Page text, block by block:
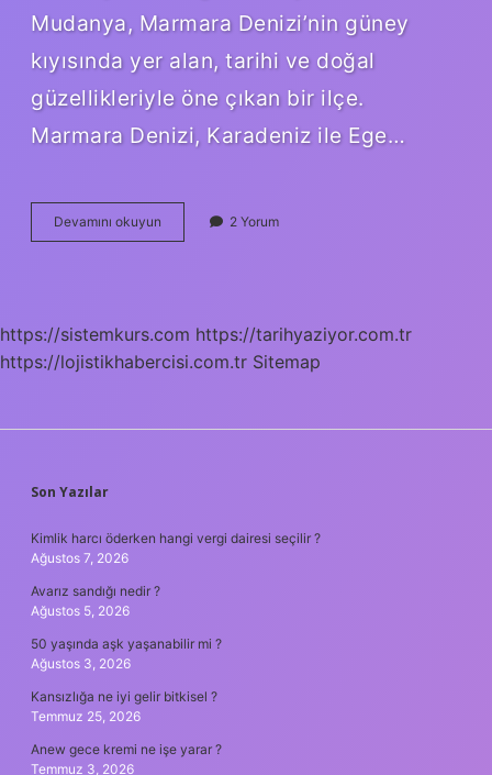
Mudanya, Marmara Denizi’nin güney
kıyısında yer alan, tarihi ve doğal
güzellikleriyle öne çıkan bir ilçe.
Marmara Denizi, Karadeniz ile Ege…
Devamını okuyun
Mudanya’da
2 Yorum
https://sistemkurs.com https://tarihyaziyor.com.tr
https://lojistikhabercisi.com.tr Sitemap
SIDEBAR
Son Yazılar
Kimlik harcı öderken hangi vergi dairesi seçilir ?
Ağustos 7, 2026
Avarız sandığı nedir ?
Ağustos 5, 2026
50 yaşında aşk yaşanabilir mi ?
Ağustos 3, 2026
Kansızlığa ne iyi gelir bitkisel ?
Temmuz 25, 2026
Anew gece kremi ne işe yarar ?
Temmuz 3, 2026